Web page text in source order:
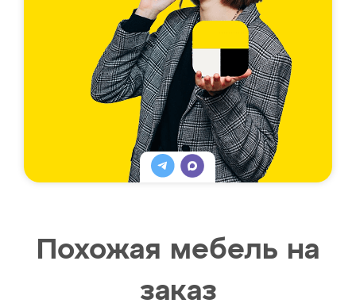
Похожая мебель на
заказ